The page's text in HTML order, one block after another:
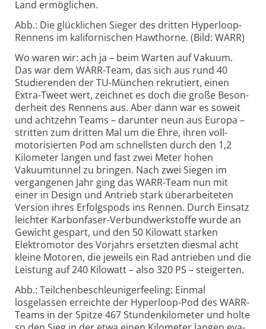
Land ermög­lichen.
Abb.: Die glücklichen Sieger des dritten Hyper­loop-
Rennens im kalifor­nischen Hawthorne. (Bild: WARR)
Wo waren wir: ach ja – beim Warten auf Vakuum.
Das war dem WARR-Team, das sich aus rund 40
Studie­renden der TU-München rekru­tiert, einen
Extra-Tweet wert, zeichnet es doch die große Beson­
derheit des Rennens aus. Aber dann war es soweit
und acht­zehn Teams – darunter neun aus Europa –
stritten zum dritten Mal um die Ehre, ihren voll­
moto­risierten Pod am schnellsten durch den 1,2
Kilo­meter langen und fast zwei Meter hohen
Vakuum­tunnel zu bringen. Nach zwei Siegen im
vergan­genen Jahr ging das WARR-Team nun mit
einer in Design und Antrieb stark überarbeiteten
Version ihres Erfolgspods ins Rennen. Durch Einsatz
leichter Karbon­faser-Verbund­werkstoffe wurde an
Gewicht gespart, und den 50 Kilowatt starken
Elektro­motor des Vor­jahrs ersetzten diesmal acht
kleine Motoren, die jeweils ein Rad antrieben und die
Leis­tung auf 240 Kilowatt – also 320 PS – steigerten.
Abb.: Teilchenbeschleunigerfeeling: Einmal
losgelassen erreichte der Hyper­loop-Pod des WARR-
Teams in der Spitze 467 Stunden­kilometer und holte